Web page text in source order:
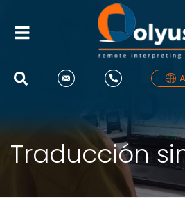
Alternar
navegación
Traducción